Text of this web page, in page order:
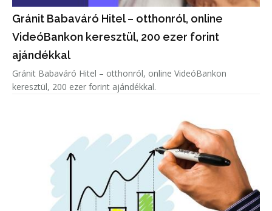
Gránit Babaváró Hitel – otthonról, online
VideóBankon keresztül, 200 ezer forint
ajándékkal
Gránit Babaváró Hitel – otthonról, online VideóBankon
keresztül, 200 ezer forint ajándékkal.